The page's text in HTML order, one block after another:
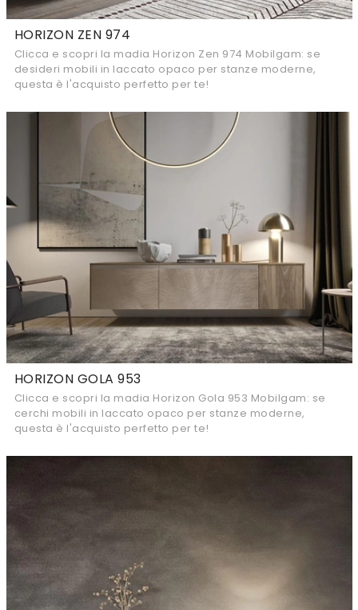
HORIZON ZEN 974
Clicca e scopri la madia Horizon Zen 974 Mobilgam: se
desideri mobili in laccato opaco per stanze moderne,
questa è l'acquisto perfetto per te!
HORIZON GOLA 953
Clicca e scopri la madia Horizon Gola 953 Mobilgam: se
cerchi mobili in laccato opaco per stanze moderne,
questa è l'acquisto perfetto per te!